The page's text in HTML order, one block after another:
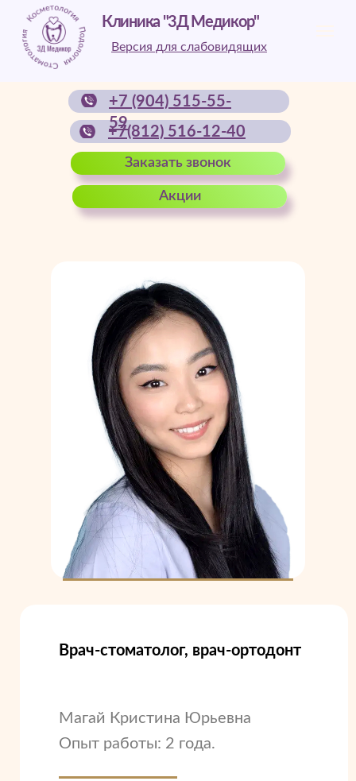
Версия для слабовидящих
+7 (904) 515-55-
59
+7(812) 516-12-40
Клиника "3Д Медикор"
Заказать звонок
Акции
Магай Кристина Юрьевна
Опыт работы: 2 года.
Врач-стоматолог, врач-ортодонт